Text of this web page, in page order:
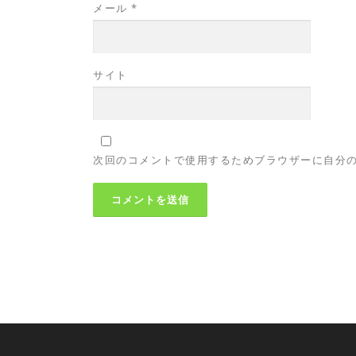
メール *
サイト
次回のコメントで使用するためブラウザーに自分